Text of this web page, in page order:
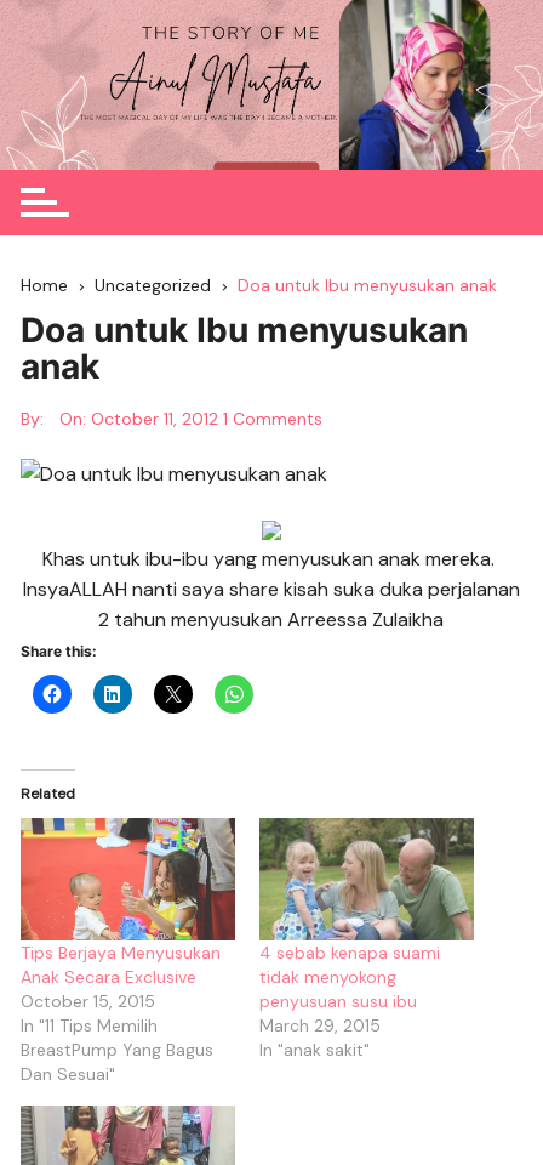
Skip
to
content
Home Uncategorized Doa untuk Ibu menyusukan anak
Doa untuk Ibu menyusukan
anak
By: On: October 11, 2012 1 Comments
Khas untuk ibu-ibu yang menyusukan anak mereka.
InsyaALLAH nanti saya share kisah suka duka perjalanan
2 tahun menyusukan Arreessa Zulaikha
Share this:
Related
Tips Berjaya Menyusukan
Anak Secara Exclusive
October 15, 2015
In "11 Tips Memilih
BreastPump Yang Bagus
Dan Sesuai"
4 sebab kenapa suami
tidak menyokong
penyusuan susu ibu
March 29, 2015
In "anak sakit"